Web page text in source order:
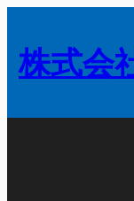
を
キ
株式会